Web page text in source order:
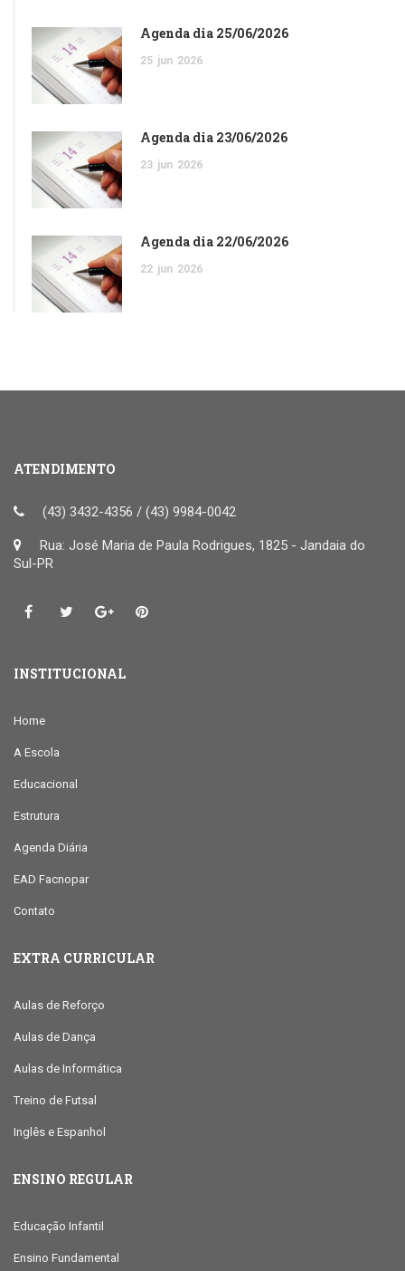
Agenda dia 25/06/2026
25 jun 2026
Agenda dia 23/06/2026
23 jun 2026
Agenda dia 22/06/2026
22 jun 2026
ATENDIMENTO
(43) 3432-4356 / (43) 9984-0042
Rua: José Maria de Paula Rodrigues, 1825 - Jandaia do
Sul-PR
INSTITUCIONAL
Home
A Escola
Educacional
Estrutura
Agenda Diária
EAD Facnopar
Contato
EXTRA CURRICULAR
Aulas de Reforço
Aulas de Dança
Aulas de Informática
Treino de Futsal
Inglês e Espanhol
ENSINO REGULAR
Educação Infantil
Ensino Fundamental